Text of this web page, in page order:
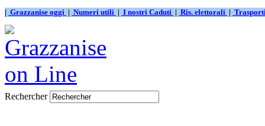
| Grazzanise oggi | Numeri utili | I nostri Caduti | Ris. elettorali |
Rechercher